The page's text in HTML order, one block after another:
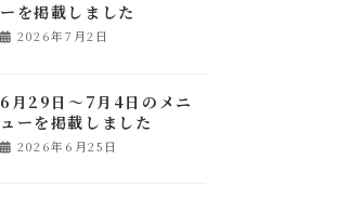
ーを掲載しました
2026年7月2日
6月29日～7月4日のメニ
ューを掲載しました
2026年6月25日